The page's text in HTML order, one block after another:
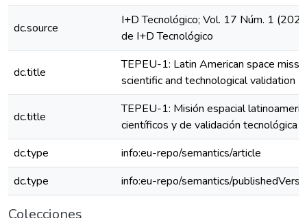
dc.source
I+D Tecnológico; Vol. 17 Núm. 1
de I+D Tecnológico
dc.title
TEPEU-1: Latin American space
scientific and technological validation
dc.title
TEPEU-1: Misión espacial
científicos y de validación tecnológica
dc.type
info:eu-repo/semantics/article
dc.type
info:eu-repo/semantics/
Colecciones